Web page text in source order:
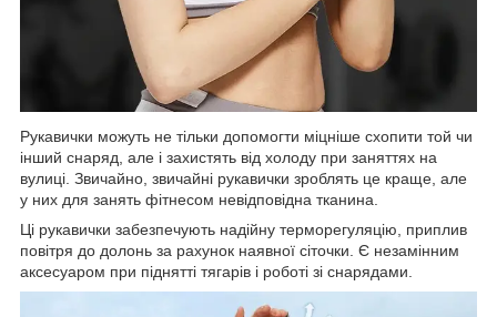
Рукавички можуть не тільки допомогти міцніше схопити той чи
інший снаряд, але і захистять від холоду при заняттях на
вулиці. Звичайно, звичайні рукавички зроблять це краще, але
у них для занять фітнесом невідповідна тканина.
Ці рукавички забезпечують надійну терморегуляцію, приплив
повітря до долонь за рахунок наявної сіточки. Є незамінним
аксесуаром при піднятті тягарів і роботі зі снарядами.